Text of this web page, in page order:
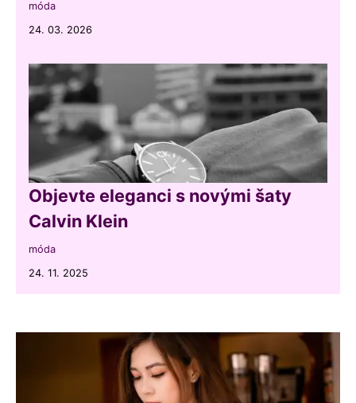
móda
24. 03. 2026
Objevte eleganci s novými šaty
Calvin Klein
móda
24. 11. 2025